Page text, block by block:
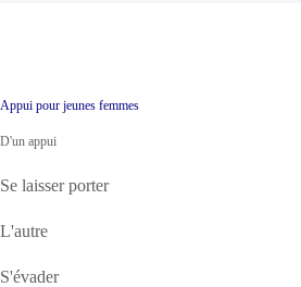
Appui pour jeunes femmes
D'un appui
Se laisser porter
L'autre
S'évader